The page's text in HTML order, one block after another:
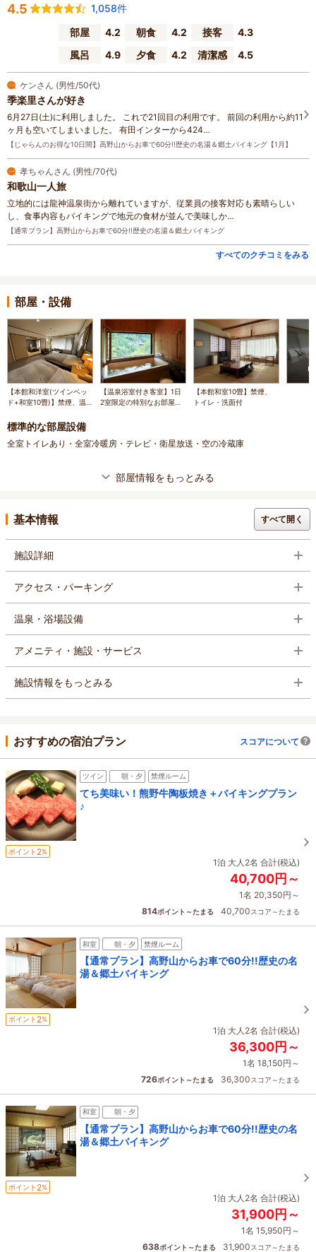
4.5
1,058件
部屋
4.2 朝食 4.2 接客
4.3
風呂
4.9 夕食 4.2 清潔感 4.5
ケンさん (男性/50代)
季楽里さんが好き
6月27日(土)に利用しました。 これで21回目の利用です。 前回の利用から約11
ヶ月も空いてしまいました。 有田インターから424…
【じゃらんのお得な10日間】高野山からお車で60分!!歴史の名湯＆郷土バイキング【1月】
孝ちゃんさん (男性/70代)
和歌山一人旅
立地的には龍神温泉街から離れていますが、従業員の接客対応も素晴らしい
し、食事内容もバイキングで地元の食材が並んで美味しか…
【通常プラン】高野山からお車で60分!!歴史の名湯＆郷土バイキング
すべてのクチコミをみる
部屋・設備
【本館和洋室(ツインベッ
ド+和室10畳)】禁煙、温
【温泉浴室付き客室】1日
2室限定の特別なお部屋で
【本館和室10畳】禁煙、
トイレ・洗面付
標準的な部屋設備
全室トイレあり・全室冷暖房・テレビ・衛星放送・空の冷蔵庫
部屋情報をもっとみる
基本情報 すべて開く
施設詳細
アクセス・パーキング
温泉・浴場設備
アメニティ・施設・サービス
施設情報をもっとみる
おすすめの宿泊プラン スコアについて
ツイン 朝・夕 禁煙ルーム
てち美味い！熊野牛陶板焼き＋バイキングプラン
♪
ポイント 2%
1泊 大人2名 合計(税込)
40,700円～
1名 20,350円～
814ポイント～たまる 40,700スコア～たまる
和室 朝・夕 禁煙ルーム
【通常プラン】高野山からお車で60分!!歴史の名
湯＆郷土バイキング
ポイント 2%
1泊 大人2名 合計(税込)
36,300円～
1名 18,150円～
726ポイント～たまる 36,300スコア～たまる
和室 朝・夕
【通常プラン】高野山からお車で60分!!歴史の名
湯＆郷土バイキング
ポイント 2%
1泊 大人2名 合計(税込)
31,900円～
1名 15,950円～
638ポイント～たまる 31,900スコア～たまる